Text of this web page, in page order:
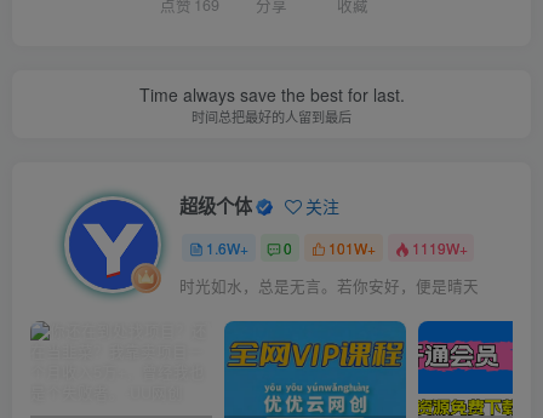
点赞 169 分享 收藏
Time always save the best for last.
时间总把最好的人留到最后
超级个体 关注
1.6W+ 0 101W+ 1119W+
时光如水，总是无言。若你安好，便是晴天